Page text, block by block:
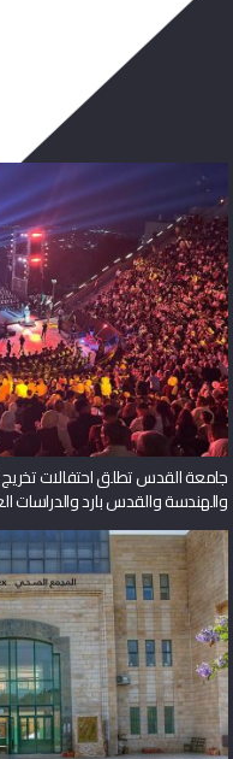
جامعة القدس تطلق احتفالات
والهندسة والقدس بارد والدراسات